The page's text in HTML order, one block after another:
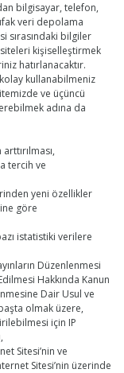
bilgisayar, telefon,
veri depolama
sırasındaki bilgiler
kişiselleştirmek
hatırlanacaktır.
kullanabilmeniz
ve üçüncü
adına da
tercih ve
yeni özellikler
göre
istatistiki verilere
Düzenlenmesi
Hakkında Kanun
Dair Usul ve
olmak üzere,
için IP
Sitesi’nin ve
Sitesi’nin üzerinde